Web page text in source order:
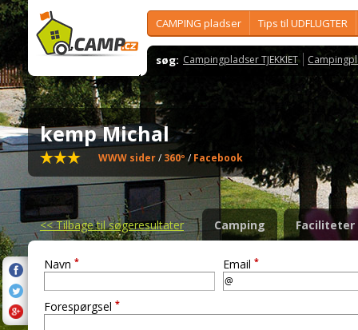
CAMPING pladser Tips til UDFLUGTER
søg: Campingpladser TJEKKIET
kemp Michal
WWW sider/360º /Facebook
<<Tilbage til søgeresultater Camping Faciliteter
Navn * Email *
Forespørgsel *